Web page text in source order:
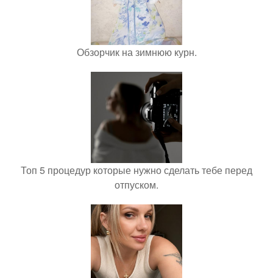
Обзорчик на зимнюю курн.
Топ 5 процедур которые нужно сделать тебе перед
отпуском.